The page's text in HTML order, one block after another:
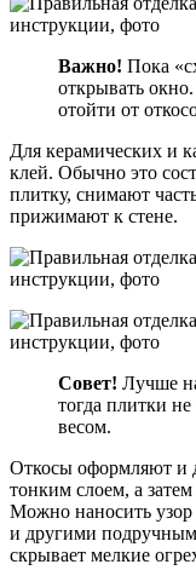
Важно! Пока
открывать
отойти от
Для керамических и
клей. Обычно это
плитку, снимают
прижимают к стене.
Совет! Лучше
тогда плитки
весом.
Откосы оформляют и
тонким слоем, а
Можно наносить
и другими
скрывает мелкие